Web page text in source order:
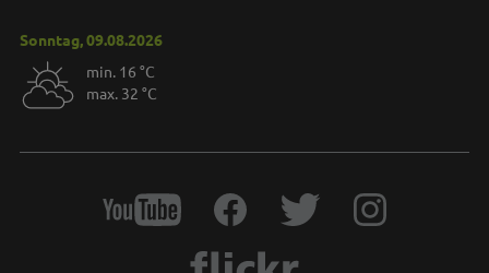
Sonntag, 09.08.2026
min. 16 °C
max. 32 °C